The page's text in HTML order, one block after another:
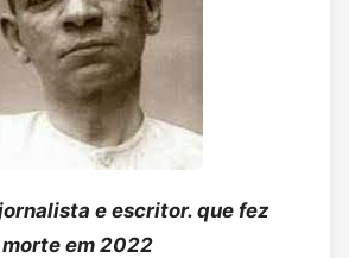
e escritor. que fez
em 2022